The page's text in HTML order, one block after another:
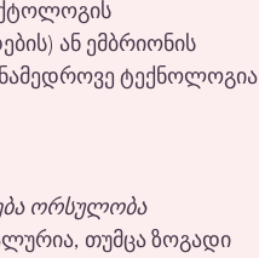
ან ემბრიონის
ტექნოლოგია
ორსულობა
თუმცა ზოგადი